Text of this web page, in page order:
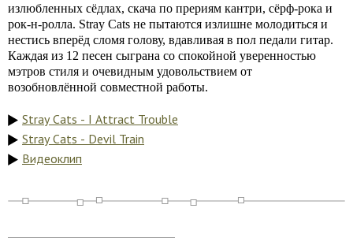
излюбленных сёдлах, скача по прериям кантри, сёрф-рока и
рок-н-ролла. Stray Cats не пытаются излишне молодиться и
нестись вперёд сломя голову, вдавливая в пол педали гитар.
Каждая из 12 песен сыграна со спокойной уверенностью
мэтров стиля и очевидным удовольствием от
возобновлённой совместной работы.
Stray Cats - I Attract Trouble
Stray Cats - Devil Train
Видеоклип